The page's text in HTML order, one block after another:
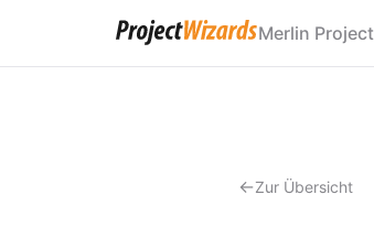
Merlin Project
Zur Übersicht